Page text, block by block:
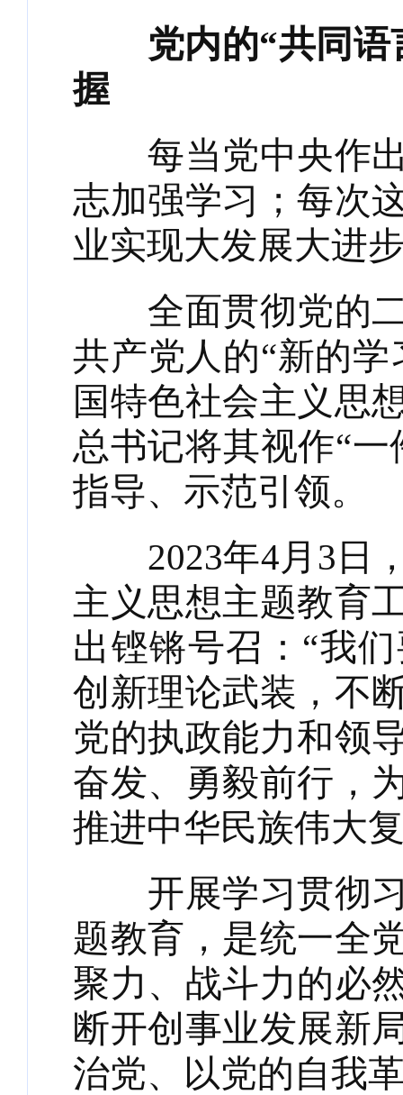
党内的“共同
握
每当党中央作出
志加强学习；每次
业实现大发展大进
全面贯彻党的二
共产党人的“新的
国特色社会主义思
总书记将其视作“
指导、示范引领。
2023年4月3日，
主义思想主题教育
出铿锵号召：“我
创新理论武装，不
党的执政能力和领
奋发、勇毅前行，
推进中华民族伟大
开展学习贯彻习
题教育，是统一全
聚力、战斗力的必
断开创事业发展新
治党、以党的自我